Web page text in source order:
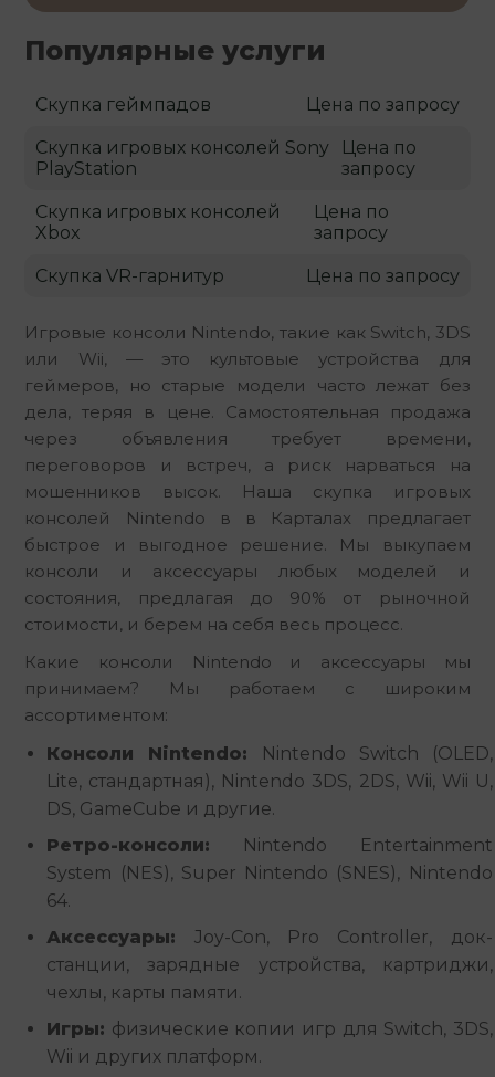
Игровые консоли Nintendo, такие как Switch, 3DS
или Wii, — это культовые устройства для
геймеров, но старые модели часто лежат без
дела, теряя в цене. Самостоятельная продажа
через объявления требует времени,
переговоров и встреч, а риск нарваться на
мошенников высок. Наша скупка игровых
консолей Nintendo в в Карталах предлагает
быстрое и выгодное решение. Мы выкупаем
консоли и аксессуары любых моделей и
состояния, предлагая до 90% от рыночной
стоимости, и берем на себя весь процесс.
Какие консоли Nintendo и аксессуары мы
принимаем? Мы работаем с широким
ассортиментом:
Консоли Nintendo: Nintendo Switch (OLED,
Lite, стандартная), Nintendo 3DS, 2DS, Wii, Wii U,
DS, GameCube и другие.
Ретро-консоли: Nintendo Entertainment
System (NES), Super Nintendo (SNES), Nintendo
64.
Аксессуары: Joy-Con, Pro Controller, док-
станции, зарядные устройства, картриджи,
чехлы, карты памяти.
Игры: физические копии игр для Switch, 3DS,
Wii и других платформ.
Популярные услуги
Скупка геймпадов Цена по запросу
Скупка игровых консолей Sony
PlayStation
Цена по
запросу
Скупка игровых консолей
Xbox
Цена по
запросу
Скупка VR-гарнитур Цена по запросу